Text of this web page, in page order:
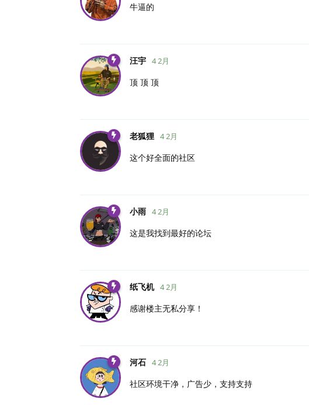
牛逼的
汪宇 4 2月
顶 顶 顶
老狐狸 4 2月
这个好全面的社区
小雨 4 2月
这是我找到最好的论坛
纸飞机 4 2月
感谢楼主无私分享！
河石 4 2月
社区环境干净，广告少，支持支持